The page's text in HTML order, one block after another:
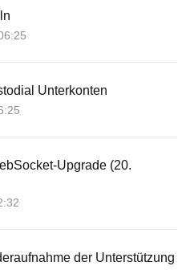
Unterkonten
Upgrade (20.
der Unterstützung